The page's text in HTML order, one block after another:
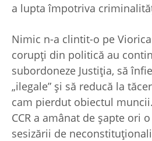
a lupta împotriva
Nimic n-a clintit-o pe
corupţi din politică au
subordoneze Justiţia, să
„ilegale” şi să reducă la
cam pierdut obiectul
CCR a amânat de şapte ori
sesizării de